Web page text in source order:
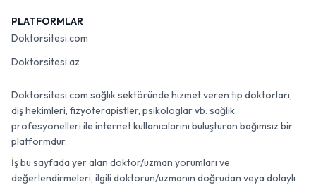
PLATFORMLAR
Doktorsitesi.com
Doktorsitesi.az
Doktorsitesi.com sağlık sektöründe hizmet veren tıp doktorları,
diş hekimleri, fizyoterapistler, psikologlar vb. sağlık
profesyonelleri ile internet kullanıcılarını buluşturan bağımsız bir
platformdur.
İş bu sayfada yer alan doktor/uzman yorumları ve
değerlendirmeleri, ilgili doktorun/uzmanın doğrudan veya dolaylı